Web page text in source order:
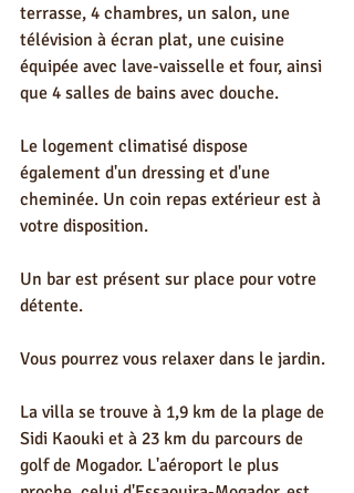
terrasse, 4 chambres, un salon, une
télévision à écran plat, une cuisine
équipée avec lave-vaisselle et four, ainsi
que 4 salles de bains avec douche.
Le logement climatisé dispose
également d'un dressing et d'une
cheminée. Un coin repas extérieur est à
votre disposition.
Un bar est présent sur place pour votre
détente.
Vous pourrez vous relaxer dans le jardin.
La villa se trouve à 1,9 km de la plage de
Sidi Kaouki et à 23 km du parcours de
golf de Mogador. L'aéroport le plus